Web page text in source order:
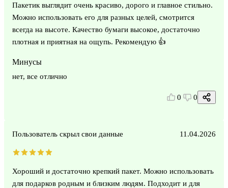
Пакетик выглядит очень красиво, дорого и главное стильно.
Можно использовать его для разных целей, смотрится
всегда на высоте. Качество бумаги высокое, достаточно
плотная и приятная на ощупь. Рекомендую 👍
Минусы
нет, все отлично
0 0
Пользователь скрыл свои данные 11.04.2026
Хороший и достаточно крепкий пакет. Можно использовать
для подарков родным и близким людям. Подходит и для